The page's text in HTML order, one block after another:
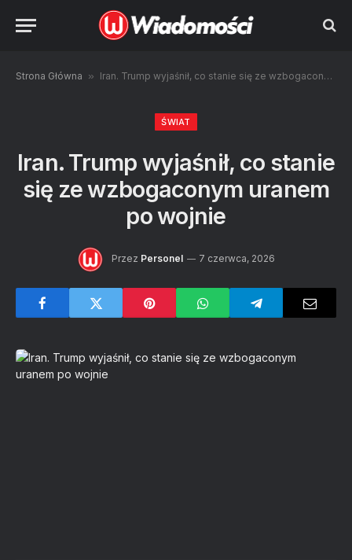
Strona Główna » Iran. Trump wyjaśnił, co stanie się ze wzbogaconym uranem po wojnie
ŚWIAT
Iran. Trump wyjaśnił, co stanie
się ze wzbogaconym uranem
po wojnie
Przez Personel 7 czerwca, 2026